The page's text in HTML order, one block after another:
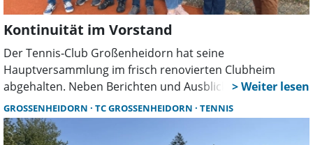
Kontinuität im Vorstand
Der Tennis‑Club Großenheidorn hat seine
Hauptversammlung im frisch renovierten Clubheim
abgehalten. Neben Berichten und Ausblicken stand vor
allem die Wahl des neuen Vorstands im Mittelpunkt. Mit
bewährtem Team und neuen Akzenten startet der Verein
in die Saison.
GROSSENHEIDORN TC GROSSENHEIDORN TENNIS